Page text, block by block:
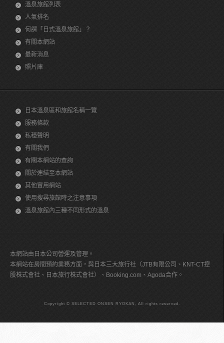
溫泉旅館列表
人氣排名
何謂「日式溫泉旅館」？
有關本網站
最新消息
照片庫
日本溫泉區和旅館名稱一覽
服務條款
私穩聲明
有關我們
有關本網站的查詢
關於連結至本網站
其他實用網站
使用搜尋旅館時之注意事項
溫泉旅館內三種不同形式的溫泉
本網站由日本公司營運及管理。
本網站在房間預約業務方面，與日本三大旅行社（JTB有限公司、KNT-CT控
股株式會社、日本旅行株式會社）、Booking.com、Agoda合作。
Copyright © SELECTED ONSEN RYOKAN, All rights reserved.